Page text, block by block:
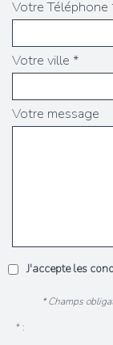
Votre Téléphone
Votre ville *
Votre message
J'accepte les
* Champs
* :